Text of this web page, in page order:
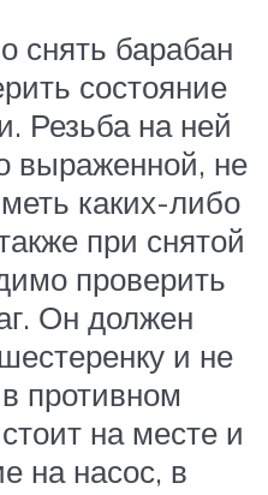
снять барабан
состояние
Резьба на ней
выраженной, не
каких-либо
при снятой
проверить
Он должен
и не
противном
на месте и
на насос, в